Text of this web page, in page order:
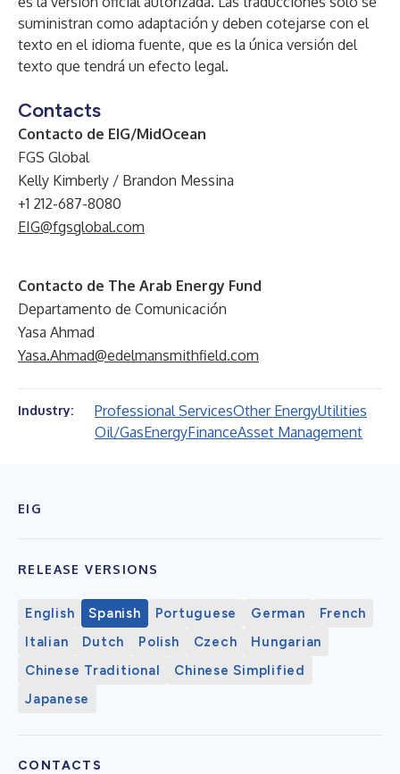
suministran como adaptación y deben cotejarse con el
texto en el idioma fuente, que es la única versión del
texto que tendrá un efecto legal.
Contacts
Contacto de EIG/MidOcean
FGS Global
Kelly Kimberly / Brandon Messina
+1 212-687-8080
EIG@fgsglobal.com
Contacto de The Arab Energy Fund
Departamento de Comunicación
Yasa Ahmad
Yasa.Ahmad@edelmansmithfield.com
Industry: Professional ServicesOther EnergyUtilities
Oil/GasEnergyFinanceAsset Management
EIG
RELEASE VERSIONS
English Spanish Portuguese German
French
Italian
Dutch Polish Czech
Hungarian
Chinese Traditional
Chinese Simplified
Japanese
CONTACTS